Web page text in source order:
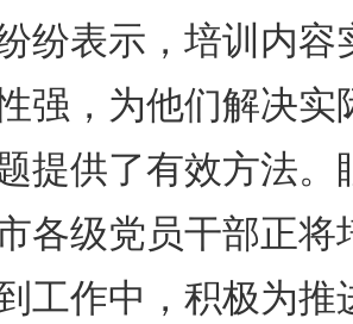
纷表示，培训内容
强，为他们解决实
提供了有效方法。
各级党员干部正将
工作中，积极为推